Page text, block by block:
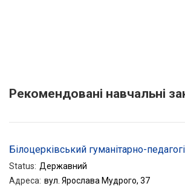
Рекомендовані навчальні
Білоцерківський гуманітарно-
Status: Державний
Адреса: вул. Ярослава Мудрого, 37